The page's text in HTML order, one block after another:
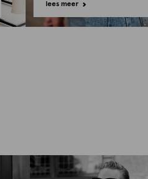
lees meer